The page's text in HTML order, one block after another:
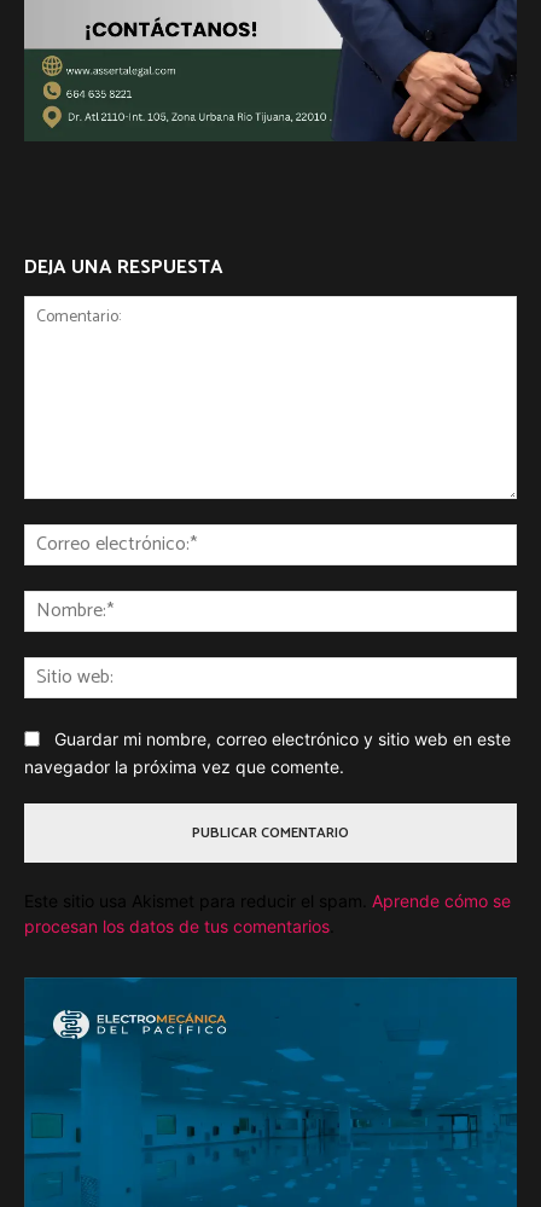
DEJA UNA RESPUESTA
Guardar mi nombre, correo electrónico y sitio web en este
navegador la próxima vez que comente.
Este sitio usa Akismet para reducir el spam. Aprende cómo se
procesan los datos de tus comentarios